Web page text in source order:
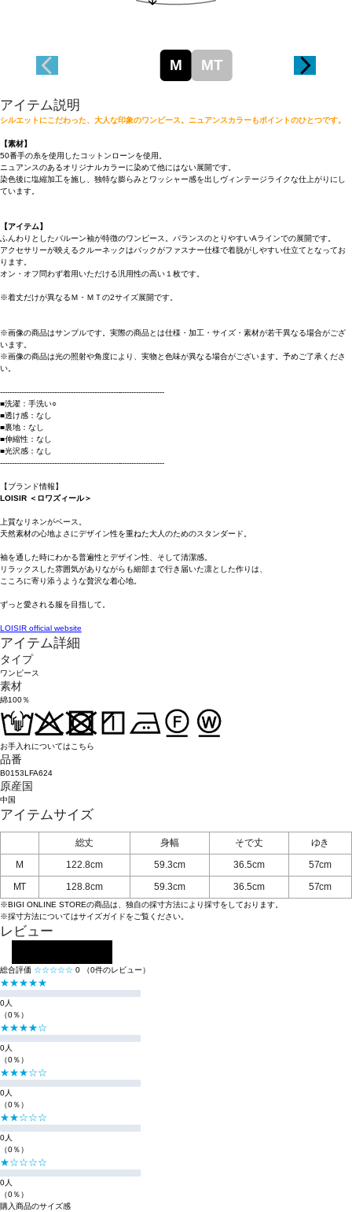
M MT
アイテム説明
シルエットにこだわった、大人な印象のワンピース。ニュアンスカラーもポイントのひとつです。
【素材】
50番手の糸を使用したコットンローンを使用。
ニュアンスのあるオリジナルカラーに染めて他にはない展開です。
染色後に塩縮加工を施し、独特な膨らみとワッシャー感を出しヴィンテージライクな仕上がりにし
ています。
【アイテム】
ふんわりとしたバルーン袖が特徴のワンピース。バランスのとりやすいAラインでの展開です。
アクセサリーが映えるクルーネックはバックがファスナー仕様で着脱がしやすい仕立てとなってお
ります。
オン・オフ問わず着用いただける汎用性の高い１枚です。
※着丈だけが異なるＭ・ＭＴの2サイズ展開です。
※画像の商品はサンプルです。実際の商品とは仕様・加工・サイズ・素材が若干異なる場合がござ
います。
※画像の商品は光の照射や角度により、実物と色味が異なる場合がございます。予めご了承くださ
い。
----------------------------------------------------------------------
■洗濯：手洗い○
■透け感：なし
■裏地：なし
■伸縮性：なし
■光沢感：なし
----------------------------------------------------------------------
【ブランド情報】
LOISIR ＜ロワズィール＞
上質なリネンがベース。
天然素材の心地よさにデザイン性を重ねた大人のためのスタンダード。
袖を通した時にわかる普遍性とデザイン性、そして清潔感。
リラックスした雰囲気がありながらも細部まで行き届いた凛とした作りは、
こころに寄り添うような贅沢な着心地。
ずっと愛される服を目指して。
LOISIR official website
アイテム詳細
タイプ
ワンピース
素材
綿100％
お手入れについてはこちら
品番
B0153LFA624
原産国
中国
アイテムサイズ
総丈 身幅 そで丈
ゆき
M
122.8cm 59.3cm 36.5cm
57cm
MT
128.8cm 59.3cm 36.5cm 57cm
※BIGI ONLINE STOREの商品は、独自の採寸方法により採寸をしております。
※採寸方法についてはサイズガイドをご覧ください。
レビュー
総合評価 ☆☆☆☆☆ 0 （0件のレビュー）
★★★★★
0人
（0％）
★★★★☆
0人
（0％）
★★★☆☆
0人
（0％）
★★☆☆☆
0人
（0％）
★☆☆☆☆
0人
（0％）
購入商品のサイズ感